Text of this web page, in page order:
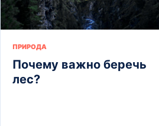
ПРИРОДА
Почему важно беречь
лес?